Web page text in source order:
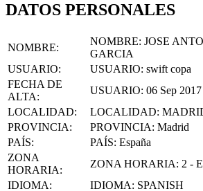
GARCIA
USUARIO
USUARIO:
FECHA DE
ALTA
USUARIO: 06 Sep 2017
LOCALIDAD
LOCALIDAD: MADRID
PROVINCIA: PROVINCIA: Madrid
PAÍS: PAÍS: España
ZONA
HORARIA
ZONA HORARIA:
IDIOMA: IDIOMA: SPANISH
OCUPACIÓN
OCUPACIÓN: